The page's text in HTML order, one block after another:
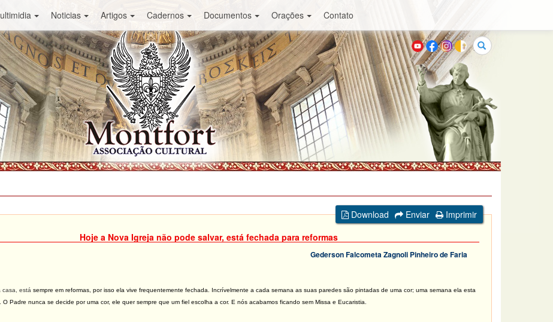
Noticias Artigos Cadernos Documentos Orações Contato
Buscar
Download Enviar
Imprimir
Hoje a Nova Igreja não pode salvar, está fechada para reformas
Gederson Falcometa Zagnoli Pinheiro de Faria
casa, está sempre em reformas, por isso ela vive frequentemente fechada. Incrívelmente a cada semana as suas paredes são pintadas de uma cor; uma semana ela esta
Padre nunca se decide por uma cor, ele quer sempre que um fiel escolha a cor. E nós acabamos ficando sem Missa e Eucaristia.